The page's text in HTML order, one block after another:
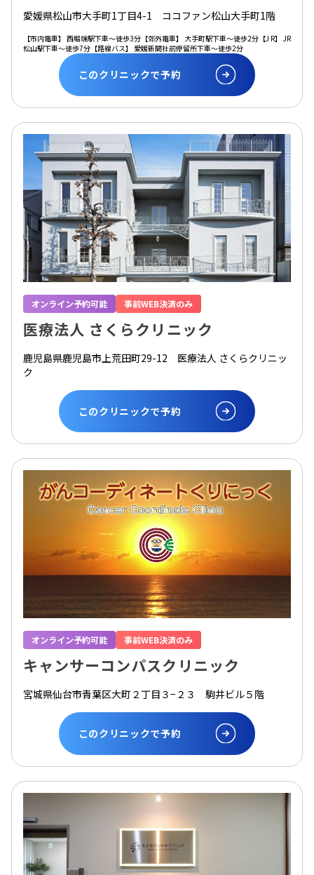
愛媛県松山市大手町1丁目4-1 ココファン松山大手町1階
【市内電車】 西堀端駅下車～徒歩3分【郊外電車】 大手町駅下車～徒歩2分【J R】 JR
松山駅下車～徒歩7分【路線バス】 愛媛新聞社前停留所下車～徒歩2分
このクリニックで予約
オンライン予約可能 事前WEB決済のみ
医療法人 さくらクリニック
鹿児島県鹿児島市上荒田町29-12 医療法人 さくらクリニッ
ク
このクリニックで予約
オンライン予約可能 事前WEB決済のみ
キャンサーコンパスクリニック
宮城県仙台市青葉区大町２丁目３−２３ 駒井ビル５階
このクリニックで予約